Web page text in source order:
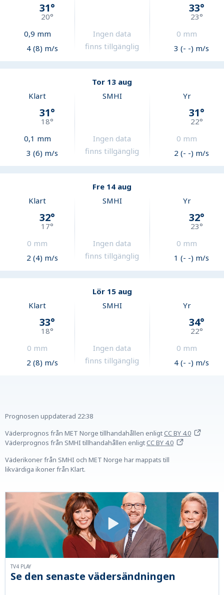
31°
20°
0,9 mm
4 (8) m/s
Ingen data
finns tillgänglig
33°
23°
0 mm
3 (- -) m/s
Tor 13 aug
Klart
31°
18°
0,1 mm
3 (6) m/s
SMHI
Ingen data
finns tillgänglig
Yr
31°
22°
0 mm
2 (- -) m/s
Fre 14 aug
Klart
32°
17°
0 mm
2 (4) m/s
SMHI
Ingen data
finns tillgänglig
Yr
32°
23°
0 mm
1 (- -) m/s
Lör 15 aug
Klart
33°
18°
0 mm
2 (8) m/s
SMHI
Ingen data
finns tillgänglig
Yr
34°
22°
0 mm
4 (- -) m/s
Prognosen uppdaterad 22:38
Väderprognos från MET Norge tillhandahållen enligtCC BY 4.0
Väderprognos från SMHI tillhandahållen enligtCC BY 4.0
Väderikoner från SMHI och MET Norge har mappats till
likvärdiga ikoner från Klart.
Se den senaste vädersändningen
TV4 PLAY